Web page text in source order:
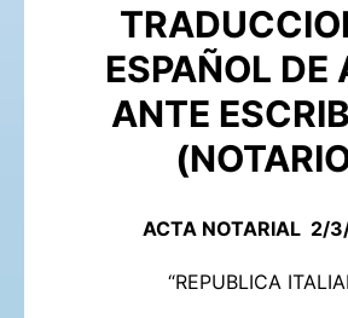
ESPAÑOL DE
ANTE
ACTA NOTARIAL 2/
“REPUBLICA